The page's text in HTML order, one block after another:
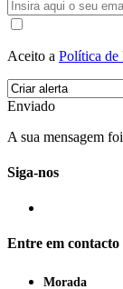
Aceito a Política de
Enviado
A sua mensagem
Siga-nos
Entre em contacto
Morada